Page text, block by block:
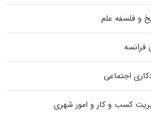
و فلسفه علم
فرانسه
اجتماعی
کسب و کار و امور شهری